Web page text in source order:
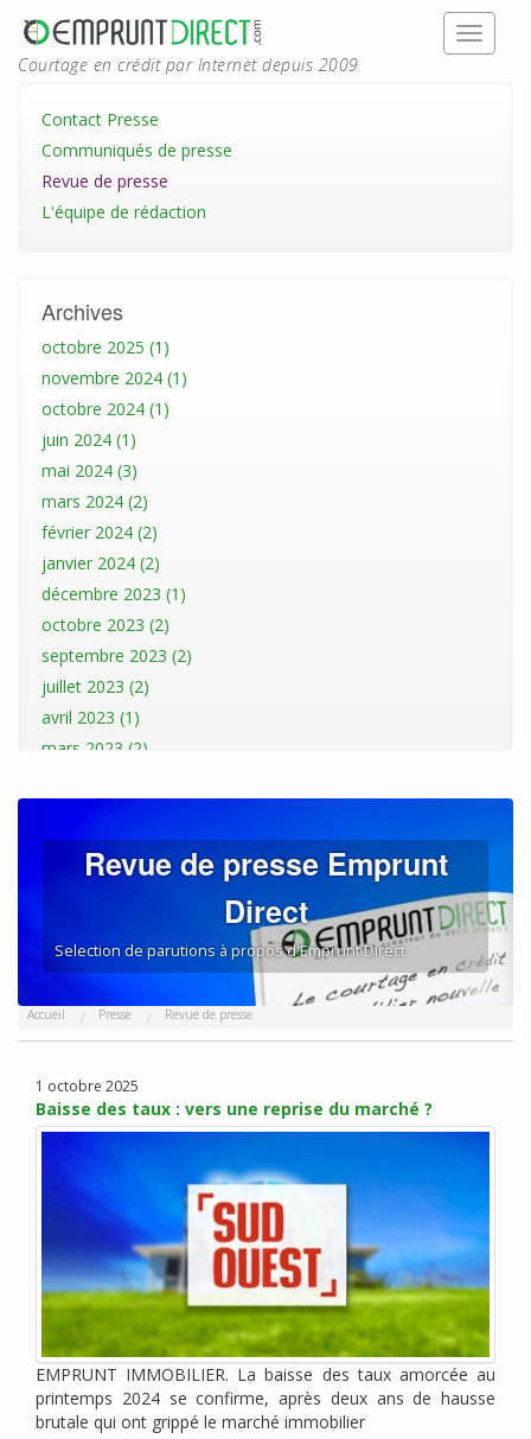
Courtage en crédit par Internet depuis 2009
Contact Presse
Communiqués de presse
Revue de presse
L'équipe de rédaction
Archives
octobre 2025 (1)
novembre 2024 (1)
octobre 2024 (1)
juin 2024 (1)
mai 2024 (3)
mars 2024 (2)
février 2024 (2)
janvier 2024 (2)
décembre 2023 (1)
octobre 2023 (2)
septembre 2023 (2)
juillet 2023 (2)
avril 2023 (1)
mars 2023 (2)
novembre 2022 (1)
octobre 2022 (3)
juillet 2022 (1)
avril 2022 (1)
janvier 2022 (3)
novembre 2021 (2)
juillet 2021 (2)
juin 2021 (2)
mai 2021 (1)
avril 2021 (1)
mars 2021 (2)
février 2021 (3)
janvier 2021 (2)
décembre 2020 (5)
Revue de presse Emprunt
Direct
Selection de parutions à propos d'Emprunt Direct
Accueil Presse Revue de presse
1 octobre 2025
Baisse des taux : vers une reprise du marché ?
EMPRUNT IMMOBILIER. La baisse des taux amorcée au
printemps 2024 se confirme, après deux ans de hausse
brutale qui ont grippé le marché immobilier